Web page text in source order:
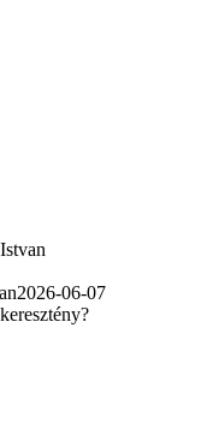
2026-06-07